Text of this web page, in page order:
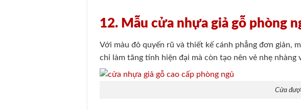
12. Mẫu cửa nhựa giả gỗ phòng
Với màu đỏ quyến rũ và thiết kế cánh phẳng đơn giản,
chỉ làm tăng tính hiện đại mà còn tạo nên vẻ nhẹ
Cửa